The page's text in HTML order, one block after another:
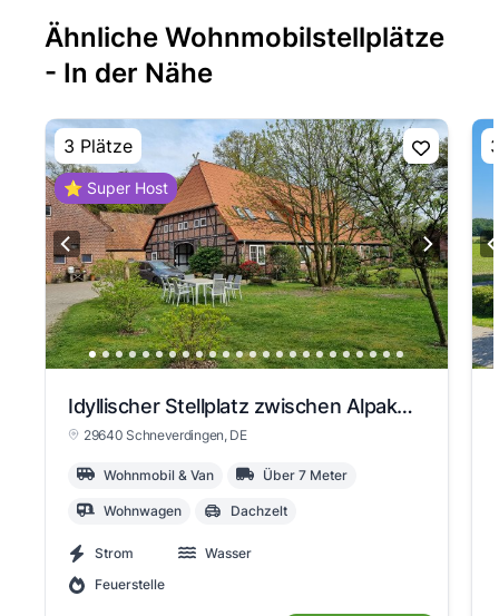
Ähnliche Wohnmobilstellplätze
- In der Nähe
3 Plätze
⭐ Super Host
Idyllischer Stellplatz zwischen Alpakas und Kühen (Ferienhof, Lüneburger Heide)
29640 Schneverdingen, DE
Wohnmobil & Van Über 7 Meter
Wohnwagen Dachzelt
Strom
Wasser
Feuerstelle